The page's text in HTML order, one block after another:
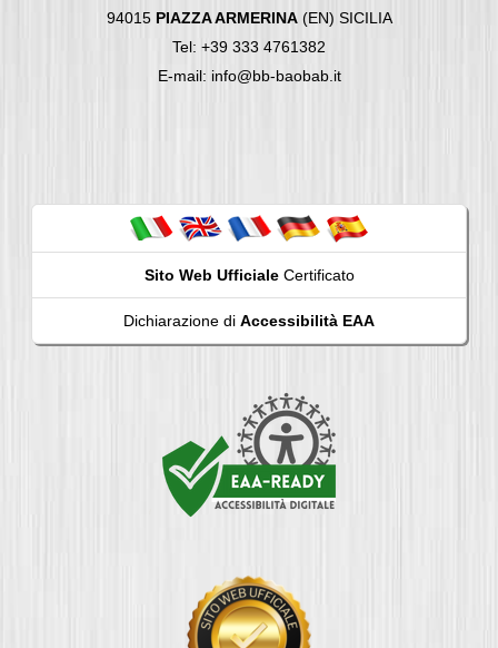
94015 PIAZZA ARMERINA(EN) SICILIA
Tel: +39 333 4761382
E-mail: info@bb-baobab.it
Sito Web UfficialeCertificato
Dichiarazione di Accessibilità EAA